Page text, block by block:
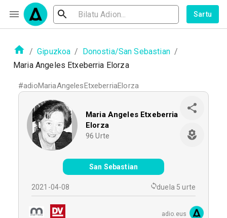
Sartu
/ Gipuzkoa / Donostia/San Sebastian /
Maria Angeles Etxeberria Elorza
#adioMariaAngelesEtxeberriaElorza
Maria Angeles Etxeberria
Elorza
96 Urte
San Sebastian
2021-04-08 duela 5 urte
adio.eus